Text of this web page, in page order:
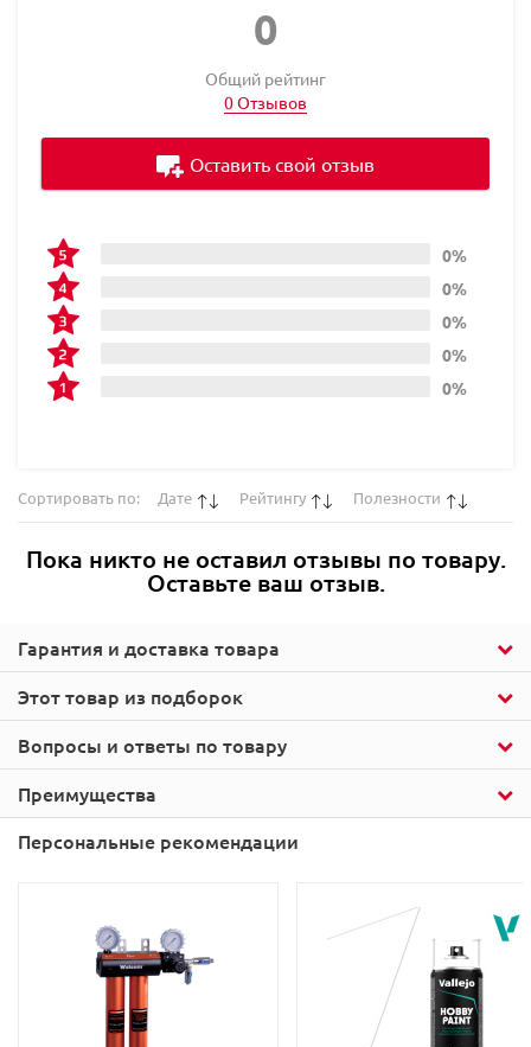
Этот товар из подборок
Гарантия и доставка товара
0
Общий рейтинг
0 Отзывов
0%
0%
0%
0%
0%
Оставить свой отзыв
Сортировать по: Дате Рейтингу Полезности
Пока никто не оставил отзывы по товару.
Оставьте ваш отзыв.
Вопросы и ответы по товару
Преимущества
Персональные рекомендации